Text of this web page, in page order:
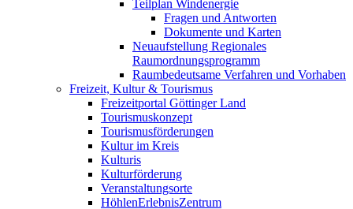
Teilplan Windenergie
Fragen und Antworten
Dokumente und Karten
Neuaufstellung Regionales
Raumordnungsprogramm
Raumbedeutsame Verfahren und Vorhaben
Freizeit, Kultur & Tourismus
Freizeitportal Göttinger Land
Tourismuskonzept
Tourismusförderungen
Kultur im Kreis
Kulturis
Kulturförderung
Veranstaltungsorte
HöhlenErlebnisZentrum